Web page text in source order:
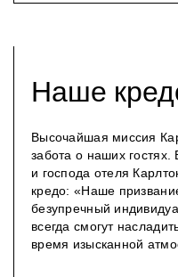
Наше
Высочайшая миссия
забота о наших
и господа отеля
кредо: «Наше
безупречный
всегда смогут
время изысканной